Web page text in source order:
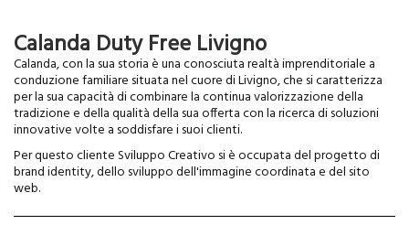
Posta&TheCity
Lungolivigno
e
Grand
Hotel
Della
Posta_Sondrio
Calanda Duty Free Livigno
Calanda, con la sua storia è una conosciuta realtà imprenditoriale a
conduzione familiare situata nel cuore di Livigno, che si caratterizza
per la sua capacità di combinare la continua valorizzazione della
tradizione e della qualità della sua offerta con la ricerca di soluzioni
innovative volte a soddisfare i suoi clienti.
Per questo cliente Sviluppo Creativo si è occupata del progetto di
brand identity, dello sviluppo dell'immagine coordinata e del sito
web.